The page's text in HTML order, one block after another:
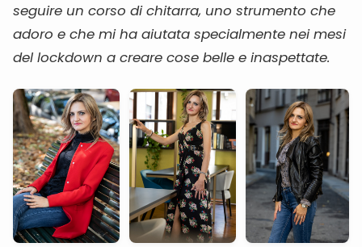
seguire un corso di chitarra, uno strumento che
adoro e che mi ha aiutata specialmente nei mesi
del lockdown a creare cose belle e inaspettate.